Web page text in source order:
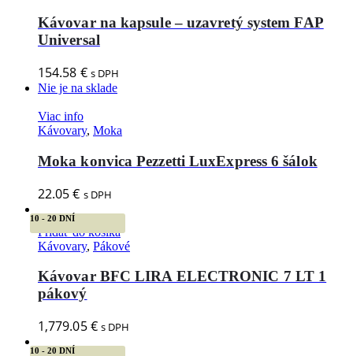
Kávovar na kapsule – uzavretý system FAP
Universal
154.58 € s DPH
Nie je na sklade
Viac info
Kávovary, Moka
Moka konvica Pezzetti LuxExpress 6 šálok
22.05€ s DPH
10 - 20 DNÍ
Pridať do košíka
Kávovary, Pákové
Kávovar BFC LIRA ELECTRONIC 7 LT 1
pákový
1,779.05€ s DPH
10 - 20 DNÍ